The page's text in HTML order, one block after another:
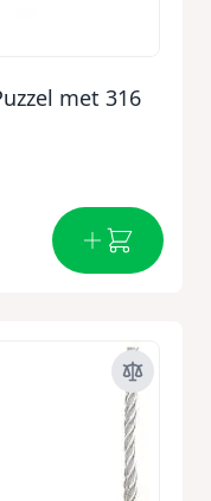
met 316